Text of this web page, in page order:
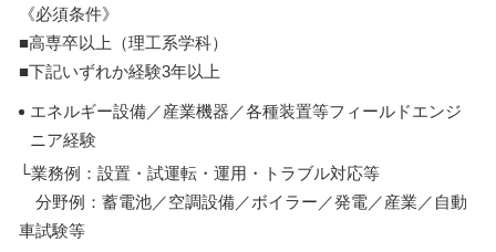
《必須条件》
■高専卒以上（理工系学科）
■下記いずれか経験3年以上
エネルギー設備／産業機器／各種装置等フィールドエンジ
ニア経験
└業務例：設置・試運転・運用・トラブル対応等
分野例：蓄電池／空調設備／ボイラー／発電／産業／自動
車試験等